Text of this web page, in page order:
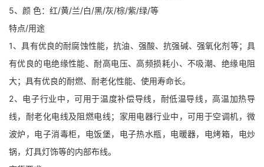
5、颜 色：红/黄/兰/白/黑/灰/棕/紫/绿/等
特点/用途
1、具有优良的耐腐蚀性能，抗油、强酸、抗强碱、强氧化剂等；具
有优良的电绝缘性能、耐高电压、高频损耗小、不吸潮、绝缘电阻
大；具有优良的耐燃、耐老化性能、使用寿命长。
2、电子行业中，可用于温度补偿导线，耐低温导线，高温加热导
线，耐老化电线及阻燃电线；家用电器行业中，可用于空调机，微
波炉，电子消毒柜，电饭堡，电子热水瓶，电暖器，电烤箱，电炒
锅，灯具灯饰等的内部布线。